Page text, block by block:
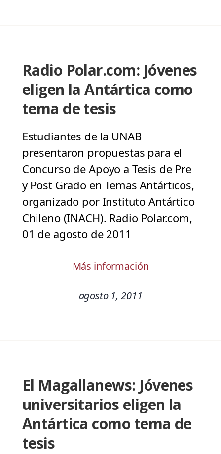
Radio Polar.com: Jóvenes
eligen la Antártica como
tema de tesis
Estudiantes de la UNAB
presentaron propuestas para el
Concurso de Apoyo a Tesis de Pre
y Post Grado en Temas Antárticos,
organizado por Instituto Antártico
Chileno (INACH). Radio Polar.com,
01 de agosto de 2011
Más información
agosto 1, 2011
El Magallanews: Jóvenes
universitarios eligen la
Antártica como tema de
tesis